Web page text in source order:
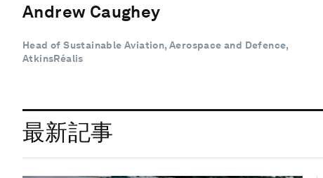
Andrew Caughey
Head of Sustainable Aviation, Aerospace and Defence,
AtkinsRéalis
最新記事